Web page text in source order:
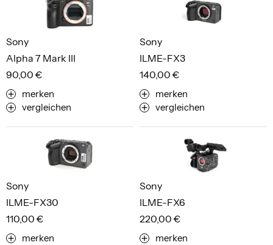
Alpha 7 Mark III
Sony
90,00 €
merken
vergleichen
ILME-FX3
Sony
140,00 €
merken
vergleichen
ILME-FX30
Sony
110,00 €
merken
ILME-FX6
Sony
220,00 €
merken